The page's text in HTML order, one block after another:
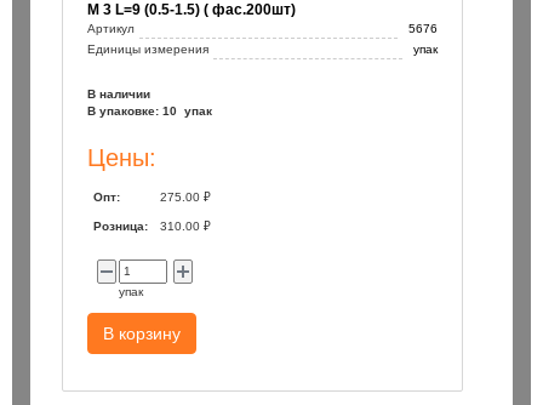
М 3 L=9 (0.5-1.5) ( фас.200шт)
Артикул
5676
Единицы измерения
упак
В наличии
В упаковке: 10 упак
Цены:
Опт: 275.00 ₽
Розница: 310.00 ₽
упак
В корзину